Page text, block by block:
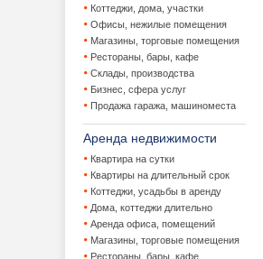
Коттеджи, дома, участки
Офисы, нежилые помещения
Магазины, торговые помещения
Рестораны, бары, кафе
Склады, производства
Бизнес, сфера услуг
Продажа гаража, машиноместа
Аренда недвижимости
Квартира на сутки
Квартиры на длительный срок
Коттеджи, усадьбы в аренду
Дома, коттеджи длительно
Аренда офиса, помещений
Магазины, торговые помещения
Рестораны, бары, кафе